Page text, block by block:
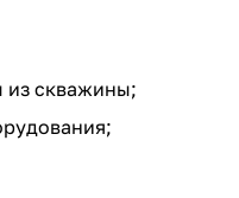
из скважины;